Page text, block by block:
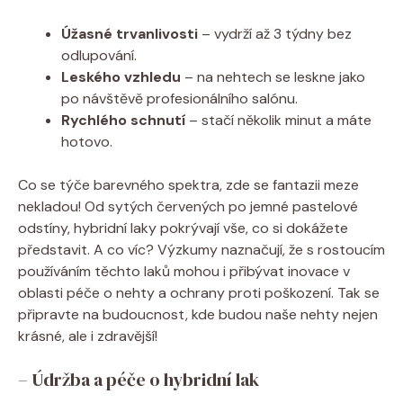
Úžasné trvanlivosti – vydrží až 3 týdny bez
odlupování.
Leského vzhledu – na nehtech se leskne jako
po návštěvě profesionálního salónu.
Rychlého schnutí – stačí několik minut a máte
hotovo.
Co se týče barevného spektra, zde se fantazii meze
nekladou! Od sytých červených po jemné pastelové
odstíny, hybridní laky pokrývají vše, co si dokážete
představit. A co víc? Výzkumy naznačují, že s rostoucím
používáním těchto laků mohou i přibývat inovace v
oblasti péče o nehty a ochrany proti poškození. Tak se
připravte na budoucnost, kde budou naše nehty nejen
krásné, ale i zdravější!
– Údržba a péče o hybridní lak